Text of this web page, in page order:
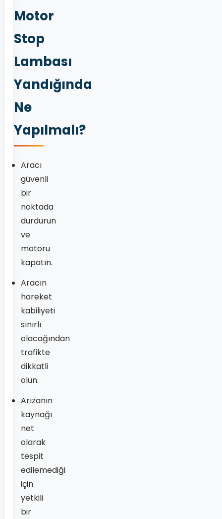
Motor
Stop
Lambası
Yandığında
Ne
Yapılmalı?
Aracı
güvenli
bir
noktada
durdurun
ve
motoru
kapatın.
Aracın
hareket
kabiliyeti
sınırlı
olacağından
trafikte
dikkatli
olun.
Arızanın
kaynağı
net
olarak
tespit
edilemediği
için
yetkili
bir